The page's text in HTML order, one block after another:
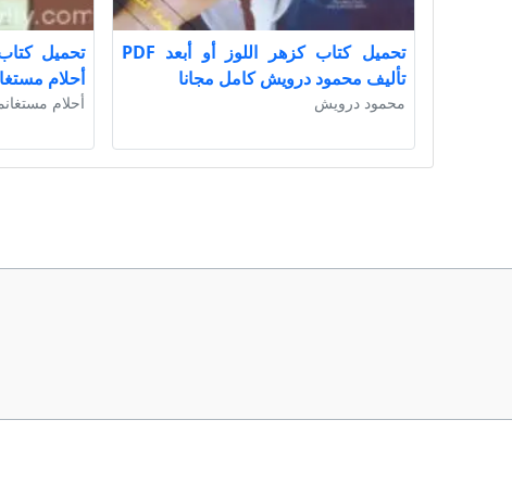
تحميل كتاب كزهر اللوز أو أبعد PDF
تأليف محمود درويش كامل مجانا
محمود درويش
أحلام
أحلام